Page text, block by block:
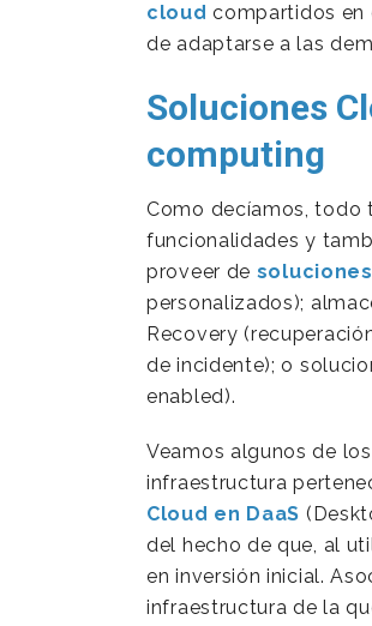
cloudcompartidos en
de adaptarse a las
Soluciones
computing
Como decíamos, todo
funcionalidades y
proveer de
personalizados);
Recovery
de incidente); o
enabled).
Veamos algunos de
infraestructura
Cloud en DaaS
del hecho de que, al
en inversión inicial.
infraestructura de la